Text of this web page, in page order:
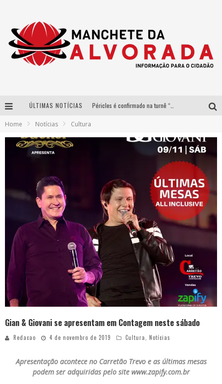
ÚLTIMAS NOTÍCIAS
Democratização do malte: Proibida utiliza estratégia de custo-benefício para o lazer do brasileiro
Yan traz a turnê nacional do PagodYANdo para Belo Horizonte
Home Notícias Cultura
Gian & Giovani se apresentam em Contagem neste sábado
Redacao 4 de novembro de 2019 Cultura, Notícias
Apresentação acontece no Carretão Trevo e as últimas mesas
podem ser adquiridas pelo site www.zapify.com.br